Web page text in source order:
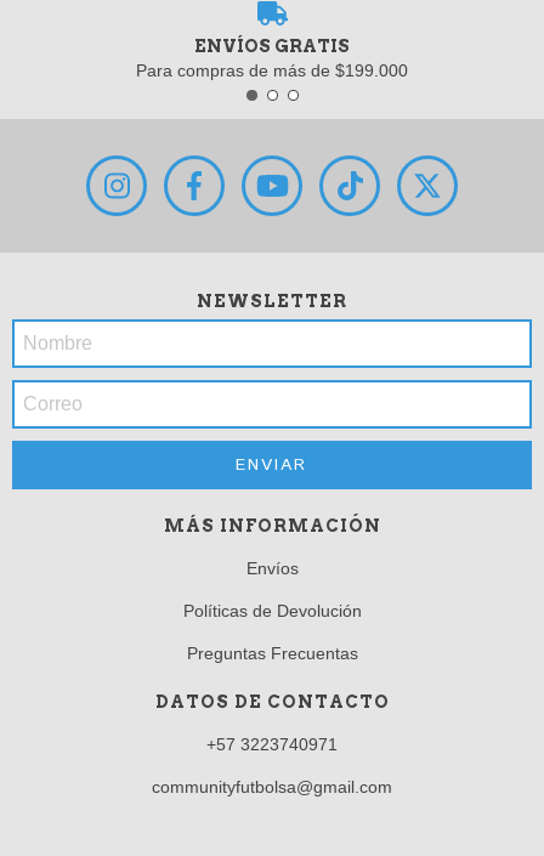
ENVÍOS GRATIS
Para compras de más de $199.000
NEWSLETTER
MÁS INFORMACIÓN
Envíos
Políticas de Devolución
Preguntas Frecuentas
DATOS DE CONTACTO
+57 3223740971
communityfutbolsa@gmail.com